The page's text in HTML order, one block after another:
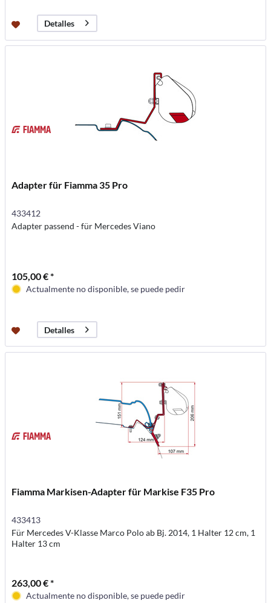
Detalles
Adapter für Fiamma 35 Pro
433412
Adapter passend - für Mercedes Viano
105,00 € *
Actualmente no disponible, se puede pedir
Detalles
Fiamma Markisen-Adapter für Markise F35 Pro
433413
Für Mercedes V-Klasse Marco Polo ab Bj. 2014, 1 Halter 12 cm, 1
Halter 13 cm
263,00 € *
Actualmente no disponible, se puede pedir